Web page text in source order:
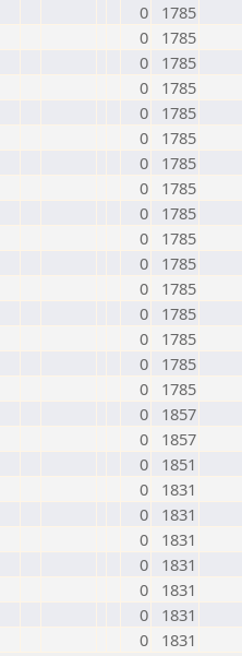
0
1785
0
1785
0
1785
0
1785
0
1785
0
1785
0
1785
0
1785
0
1785
0
1785
0
1785
0
1785
0
1785
0
1785
0
1785
0
1785
0
1857
0
1857
0
1851
0
1831
0
1831
0
1831
0
1831
0
1831
0
1831
0 1831